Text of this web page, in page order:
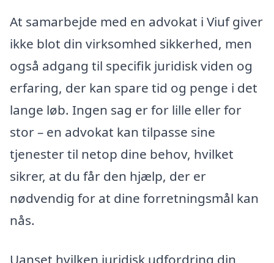
At samarbejde med en advokat i Viuf giver
ikke blot din virksomhed sikkerhed, men
også adgang til specifik juridisk viden og
erfaring, der kan spare tid og penge i det
lange løb. Ingen sag er for lille eller for
stor – en advokat kan tilpasse sine
tjenester til netop dine behov, hvilket
sikrer, at du får den hjælp, der er
nødvendig for at dine forretningsmål kan
nås.
Uanset hvilken juridisk udfordring din